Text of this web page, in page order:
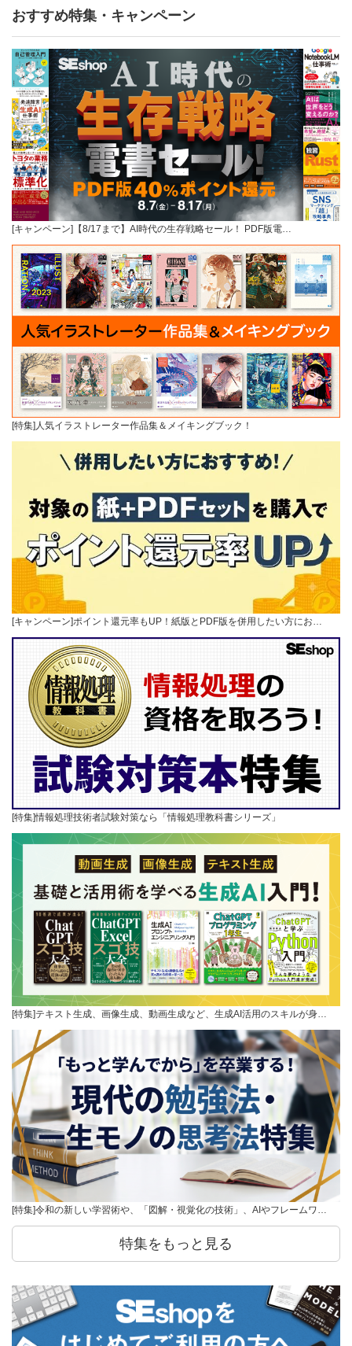
おすすめ特集・キャンペーン
[キャンペーン]【8/17まで】AI時代の生存戦略セール！ PDF版電…
[特集]人気イラストレーター作品集＆メイキングブック！
[キャンペーン]ポイント還元率もUP！紙版とPDF版を併用したい方にお…
[特集]情報処理技術者試験対策なら「情報処理教科書シリーズ」
[特集]テキスト生成、画像生成、動画生成など、生成AI活用のスキルが身…
[特集]令和の新しい学習術や、「図解・視覚化の技術」、AIやフレームワ…
特集をもっと見る